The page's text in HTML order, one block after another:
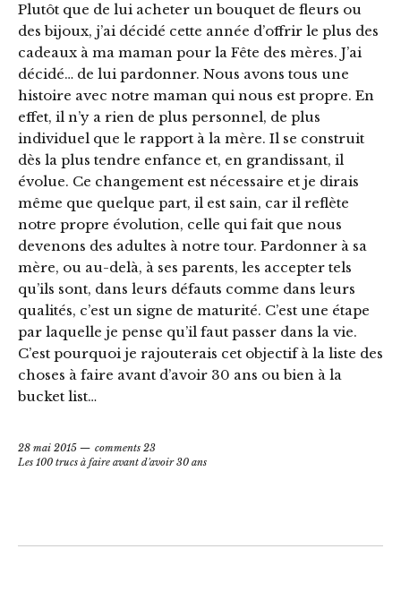
Plutôt que de lui acheter un bouquet de fleurs ou
des bijoux, j’ai décidé cette année d’offrir le plus des
cadeaux à ma maman pour la Fête des mères. J’ai
décidé… de lui pardonner. Nous avons tous une
histoire avec notre maman qui nous est propre. En
effet, il n’y a rien de plus personnel, de plus
individuel que le rapport à la mère. Il se construit
dès la plus tendre enfance et, en grandissant, il
évolue. Ce changement est nécessaire et je dirais
même que quelque part, il est sain, car il reflète
notre propre évolution, celle qui fait que nous
devenons des adultes à notre tour. Pardonner à sa
mère, ou au-delà, à ses parents, les accepter tels
qu’ils sont, dans leurs défauts comme dans leurs
qualités, c’est un signe de maturité. C’est une étape
par laquelle je pense qu’il faut passer dans la vie.
C’est pourquoi je rajouterais cet objectif à la liste des
choses à faire avant d’avoir 30 ans ou bien à la
bucket list…
28 mai 2015
comments 23
Les 100 trucs à faire avant d'avoir 30 ans